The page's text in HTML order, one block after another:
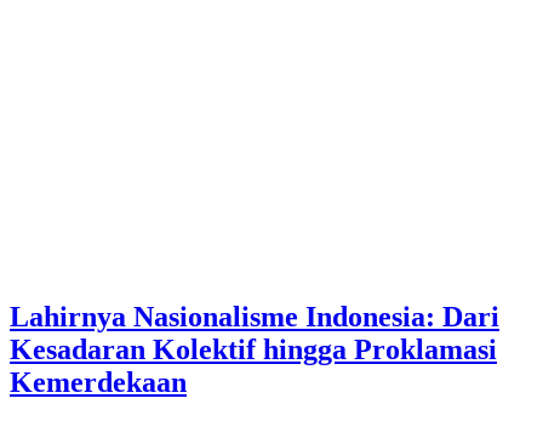
Lahirnya Nasionalisme Indonesia: Dari
Kesadaran Kolektif hingga Proklamasi
Kemerdekaan